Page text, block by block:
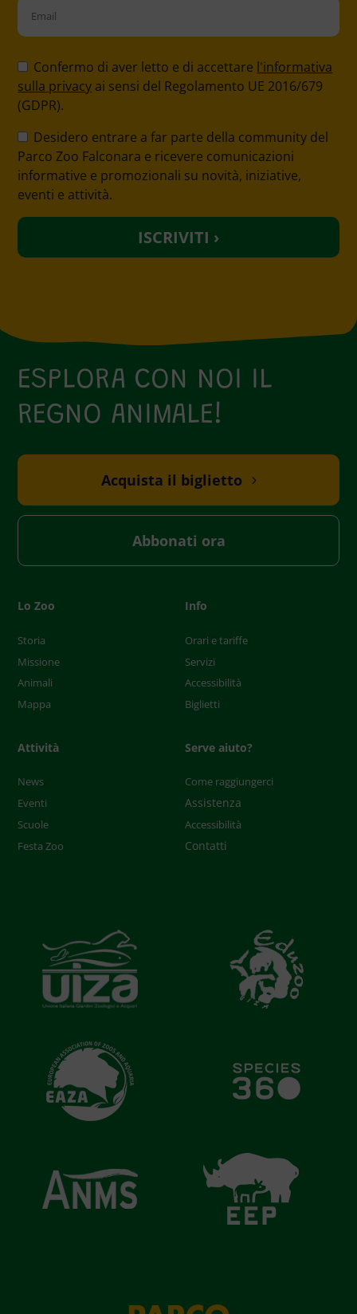
l
e
a
e
l
e
a
v
t
f
e
l
d
y
.
Confermo di aver letto e di accettare l'informativa
sulla privacy ai sensi del Regolamento UE 2016/679
(GDPR).
Desidero entrare a far parte della community del
Parco Zoo Falconara e ricevere comunicazioni
informative e promozionali su novità, iniziative,
eventi e attività.
Lo Zoo
Storia
Missione
Animali
Mappa
Info
Orari e tariffe
Servizi
Accessibilità
Biglietti
Attività
News
Eventi
Scuole
Festa Zoo
Serve aiuto?
Come raggiungerci
Assistenza
Accessibilità
Contatti
ESPLORA CON NOI IL
REGNO ANIMALE!
Acquista il biglietto
Abbonati ora